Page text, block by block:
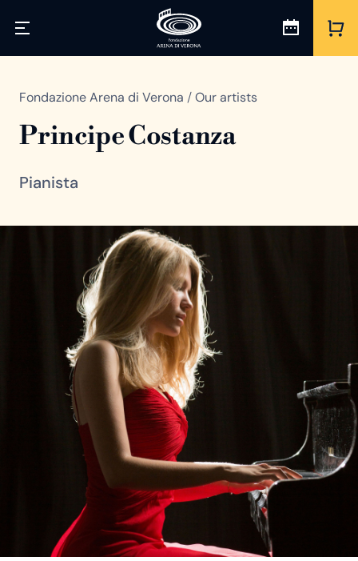
Fondazione Arena di Verona /Our artists
Principe Costanza
Pianista